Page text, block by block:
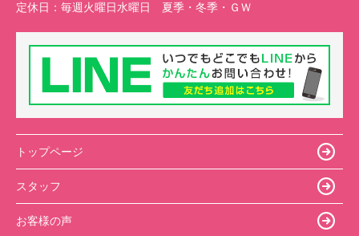
定休日： 毎週火曜日水曜日 夏季・冬季・ＧＷ
トップページ
スタッフ
お客様の声